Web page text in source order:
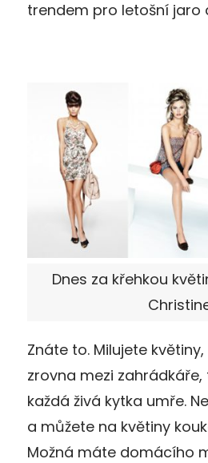
trendem pro letošní jaro
Dnes za křehkou
Znáte to. Milujete
zrovna mezi
každá živá kytka umře.
a můžete na květiny
Možná máte domácího